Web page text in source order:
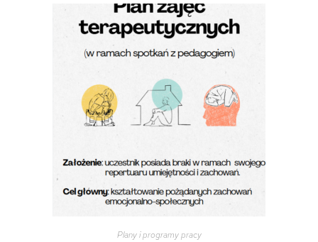
Plany i programy pracy